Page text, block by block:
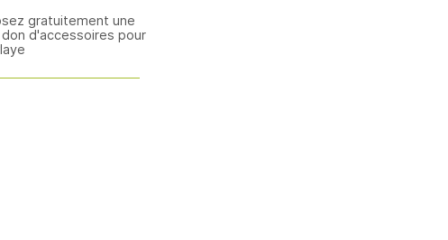
gratuitement une
d'accessoires pour